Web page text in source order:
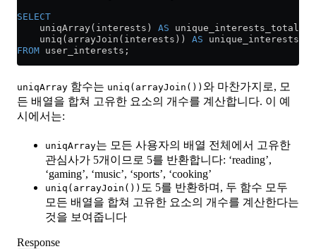
SELECT
    uniqArray(interests)
AS unique_interests_total,
    uniq(arrayJoin(interests))
AS
FROM user_interests;
uniqArray 함수는 uniq(arrayJoin()) 와 마찬가지로, 모
든 배열을 합쳐 고유한 요소의 개수를 계산합니다. 이 예
시에서는:
uniqArray는 모든 사용자의 배열 전체에서 고유한
관심사가 5개이므로 5를 반환합니다: ‘reading’,
‘gaming’, ‘music’, ‘sports’, ‘cooking’
uniq(arrayJoin()) 도 5를 반환하며, 두 함수 모두
모든 배열을 합쳐 고유한 요소의 개수를 계산한다는
것을 보여줍니다
Response